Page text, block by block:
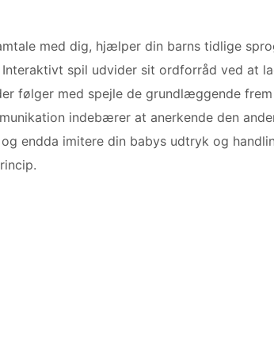
med dig, hjælper din barns tidlige
spil udvider sit ordforråd ved at
følger med spejle de grundlæggende
indebærer at anerkende den
endda imitere din babys udtryk og